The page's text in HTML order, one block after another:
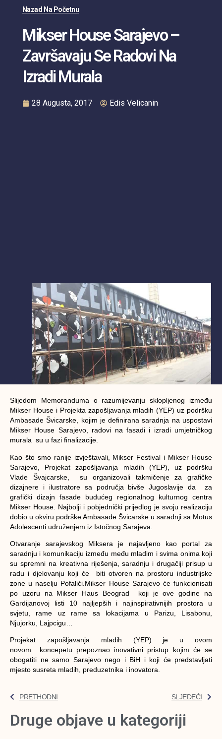
Nazad Na Početnu
Mikser House Sarajevo –
Završavaju Se Radovi Na
Izradi Murala
28 Augusta, 2017 Edis Velicanin
Slijedom Memoranduma o razumijevanju sklopljenog između
Mikser House i Projekta zapošljavanja mladih (YEP) uz podršku
Ambasade Švicarske, kojim je definirana saradnja na uspostavi
Mikser House Sarajevo, radovi na fasadi i izradi umjetničkog
murala su u fazi finalizacije.
Kao što smo ranije izvještavali, Mikser Festival i Mikser House
Sarajevo, Projekat zapošljavanja mladih (YEP), uz podršku
Vlade Švajcarske, su organizovali takmičenje za grafičke
dizajnere i ilustratore sa područja bivše Jugoslavije da za
grafički dizajn fasade budućeg regionalnog kulturnog centra
Mikser House. Najbolji i pobjednički prijedlog je svoju realizaciju
dobio u okviru podrške Ambasade Švicarske u saradnji sa Motus
Adolescenti udruženjem iz Istočnog Sarajeva.
Otvaranje sarajevskog Miksera je najavljeno kao portal za
saradnju i komunikaciju između među mladim i svima onima koji
su spremni na kreativna riješenja, saradnju i drugačiji prisup u
radu i djelovanju koji će biti otvoren na prostoru industrijske
zone u naselju Pofalići.Mikser House Sarajevo će funkcionisati
po uzoru na Mikser Haus Beograd koji je ove godine na
Gardijanovoj listi 10 najljepših i najinspirativnijih prostora u
svjetu, rame uz rame sa lokacijama u Parizu, Lisabonu,
Njujorku, Lajpcigu…
Projekat zapošljavanja mladih (YEP) je u ovom
novom koncepetu prepoznao inovativni pristup kojim će se
obogatiti ne samo Sarajevo nego i BiH i koji će predstavljati
mjesto susreta mladih, preduzetnika i inovatora.
PRETHODNI SLJEDEĆI
Druge objave u kategoriji